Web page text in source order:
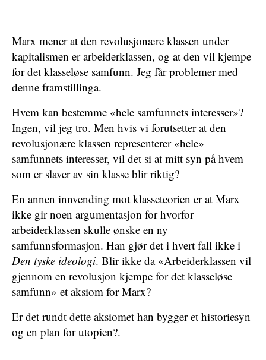
Marx mener at den revolusjonære klassen under
kapitalismen er arbeiderklassen, og at den vil kjempe
for det klasseløse samfunn. Jeg får problemer med
denne framstillinga.
Hvem kan bestemme «hele samfunnets interesser»?
Ingen, vil jeg tro. Men hvis vi forutsetter at den
revolusjonære klassen representerer «hele»
samfunnets interesser, vil det si at mitt syn på hvem
som er slaver av sin klasse blir riktig?
En annen innvending mot klasseteorien er at Marx
ikke gir noen argumentasjon for hvorfor
arbeiderklassen skulle ønske en ny
samfunnsformasjon. Han gjør det i hvert fall ikke i
Den tyske ideologi. Blir ikke da «Arbeiderklassen vil
gjennom en revolusjon kjempe for det klasseløse
samfunn» et aksiom for Marx?
Er det rundt dette aksiomet han bygger et historiesyn
og en plan for utopien?.